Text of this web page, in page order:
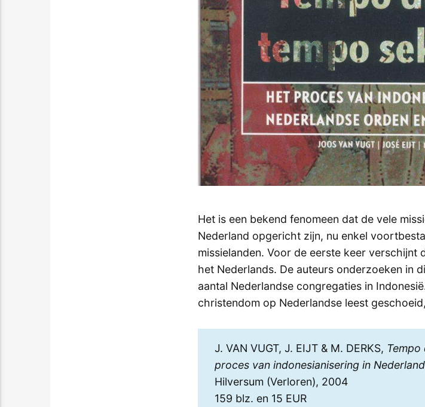
Het is een bekend fenomeen dat de vele
Nederland opgericht zijn, nu enkel
missielanden. Voor de eerste keer verschijnt
het Nederlands. De auteurs onderzoeken in
aantal Nederlandse congregaties in
christendom op Nederlandse leest
J. VAN VUGT, J. EIJT & M. DERKS,
proces van indonesianisering in
Hilversum (Verloren), 2004
159 blz. en 15 EUR